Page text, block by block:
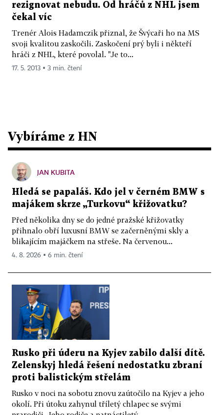
rezignovat nebudu. Od hráčů z NHL jsem
čekal víc
Trenér Alois Hadamczik přiznal, že Švýcaři ho na MS
svoji kvalitou zaskočili. Zaskočení prý byli i někteří
hráči z NHL, které povolal. "Je to...
17. 5. 2013 ▪ 3 min. čtení
Vybíráme z HN
JAN KUBITA
Hledá se papaláš. Kdo jel v černém BMW s
majákem skrze „Turkovu“ křižovatku?
Před několika dny se do jedné pražské křižovatky
přihnalo obří luxusní BMW se začerněnými skly a
blikajícím majáčkem na střeše. Na červenou...
4. 8. 2026 ▪ 6 min. čtení
Rusko při úderu na Kyjev zabilo další dítě.
Zelenskyj hledá řešení nedostatku zbraní
proti balistickým střelám
Rusko v noci na sobotu znovu zaútočilo na Kyjev a jeho
okolí. Při útoku zahynul tříletý chlapec se svými